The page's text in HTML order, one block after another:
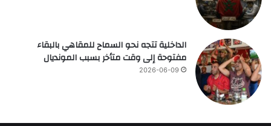
الداخلية تتجه نحو السماح للمقاهي بالبقاء
مفتوحة إلى وقت متأخر بسبب المونديال
2026-06-09